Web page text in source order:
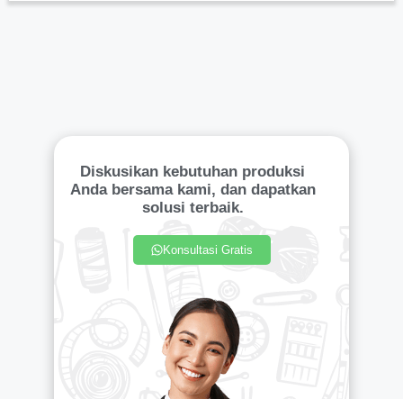
Diskusikan kebutuhan produksi
Anda bersama kami, dan dapatkan
solusi terbaik.
Konsultasi Gratis